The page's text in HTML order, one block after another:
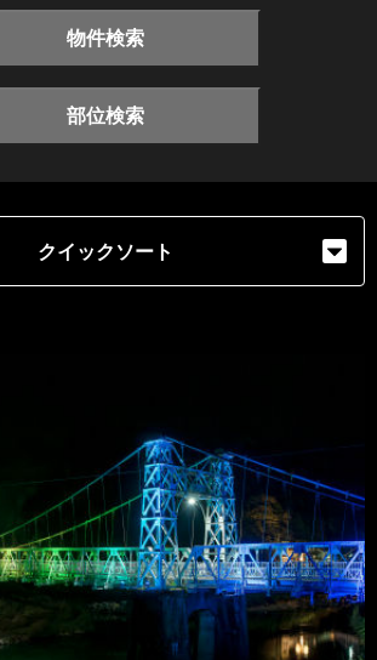
物件検索
部位検索
クイックソート